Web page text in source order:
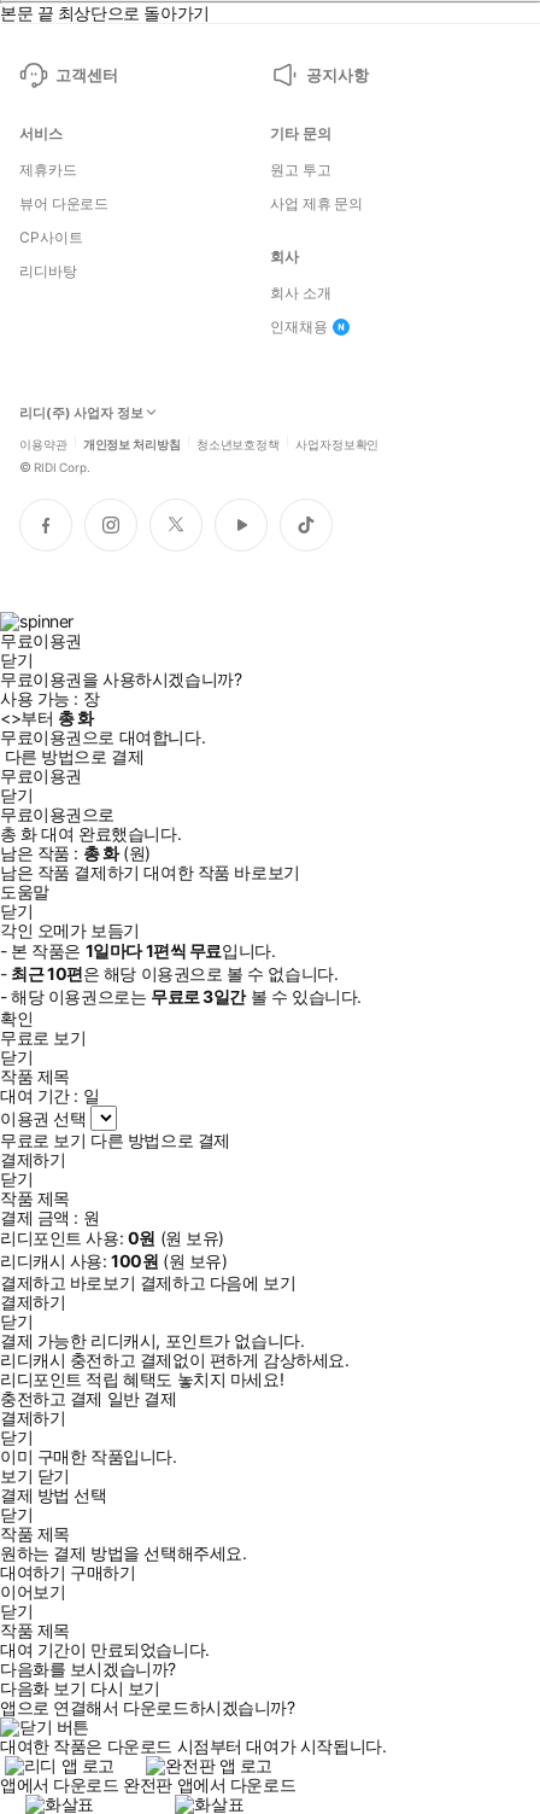
본문 끝 최상단으로 돌아가기
고객센터 공지사항
서비스
제휴카드
뷰어 다운로드
CP사이트
리디바탕
기타 문의
원고 투고
사업 제휴 문의
회사
회사 소개
인재채용
리디(주) 사업자 정보
이용약관 개인정보 처리방침 청소년보호정책 사업자정보확인
© RIDI Corp.
페
이
인
스
트
위
유
튜
틱
톡
무료이용권
닫기
무료이용권을 사용하시겠습니까?
사용 가능 : 장
<>부터 총화
무료이용권으로 대여합니다.
다른 방법으로 결제
무료이용권
닫기
무료이용권으로
총 화대여 완료했습니다.
남은 작품 : 총화(원)
남은 작품 결제하기 대여한 작품 바로보기
도움말
닫기
각인 오메가 보듬기
- 본 작품은 1일마다1편씩 무료입니다.
- 최근10편은 해당 이용권으로 볼 수 없습니다.
- 해당 이용권으로는 무료로3일간볼 수 있습니다.
확인
무료로 보기
닫기
작품 제목
대여 기간 : 일
이용권 선택
무료로 보기 다른 방법으로 결제
결제하기
닫기
작품 제목
결제 금액 : 원
리디포인트 사용: 0원 (원 보유)
리디캐시 사용:100원 (원 보유)
결제하고 바로보기 결제하고 다음에 보기
결제하기
닫기
결제 가능한 리디캐시, 포인트가 없습니다.
리디캐시 충전하고 결제없이 편하게 감상하세요.
리디포인트 적립 혜택도 놓치지 마세요!
충전하고 결제 일반 결제
결제하기
닫기
이미 구매한 작품입니다.
보기 닫기
결제 방법 선택
닫기
작품 제목
원하는 결제 방법을 선택해주세요.
대여하기 구매하기
이어보기
닫기
작품 제목
대여 기간이 만료되었습니다.
다음화를 보시겠습니까?
다음화 보기 다시 보기
앱으로 연결해서 다운로드하시겠습니까?
대여한 작품은 다운로드 시점부터 대여가 시작됩니다.
앱에서 다운로드 완전판 앱에서 다운로드